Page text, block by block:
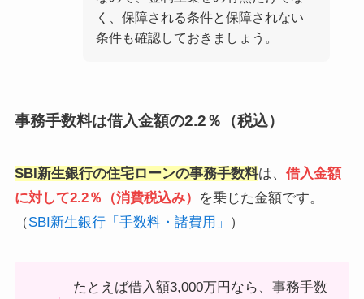
く、保障される条件と保障されない
条件も確認しておきましょう。
事務手数料は借入金額の2.2％（税込）
SBI新生銀行の住宅ローンの事務手数料は、 借入金額
に対して2.2％（消費税込み）
を乗じた金額です。
（SBI新生銀行「手数料・諸費用」 ）
たとえば借入額3,000万円なら、事務手数